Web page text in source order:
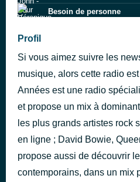
Besoin de personne
Carole King
Hotel California
Eagles
J’ai rencontré l’homme
Diane Dufresne
Profil
Si vous aimez suivre les
musique, alors cette radio
Années est une radio
et propose un mix à
les plus grands artistes rock
en ligne ; David Bowie,
propose aussi de découvrir
contemporains, dans un mix